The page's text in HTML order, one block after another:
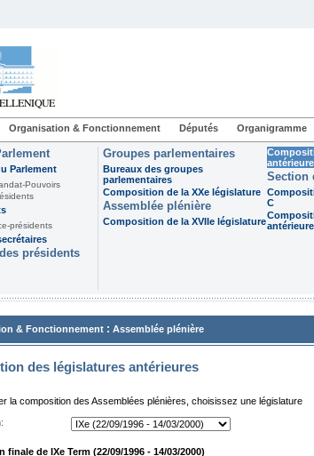
Organisation & Fonctionnement Députés Organigramme
Parlement
Pouvoirs
présidents
présidents
Groupes parlementaires
Bureaux des groupes
parlementaires
Composition de la XXe législature
Assemblée plénière
Composition de la XVIIe législature
Section
C
& Fonctionnement : Assemblée plénière
des législatures antérieures
la composition des Assemblées plénières, choisissez une législature
finale de IXe Term (22/09/1996 - 14/03/2000)